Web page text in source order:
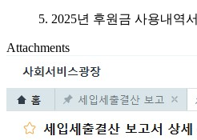
5. 2025년 후원금 사용내역서
Attachments